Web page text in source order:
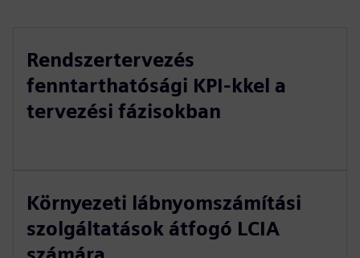
Rendszertervezés
fenntarthatósági KPI-kkel a
tervezési fázisokban
Környezeti lábnyomszámítási
szolgáltatások átfogó LCIA